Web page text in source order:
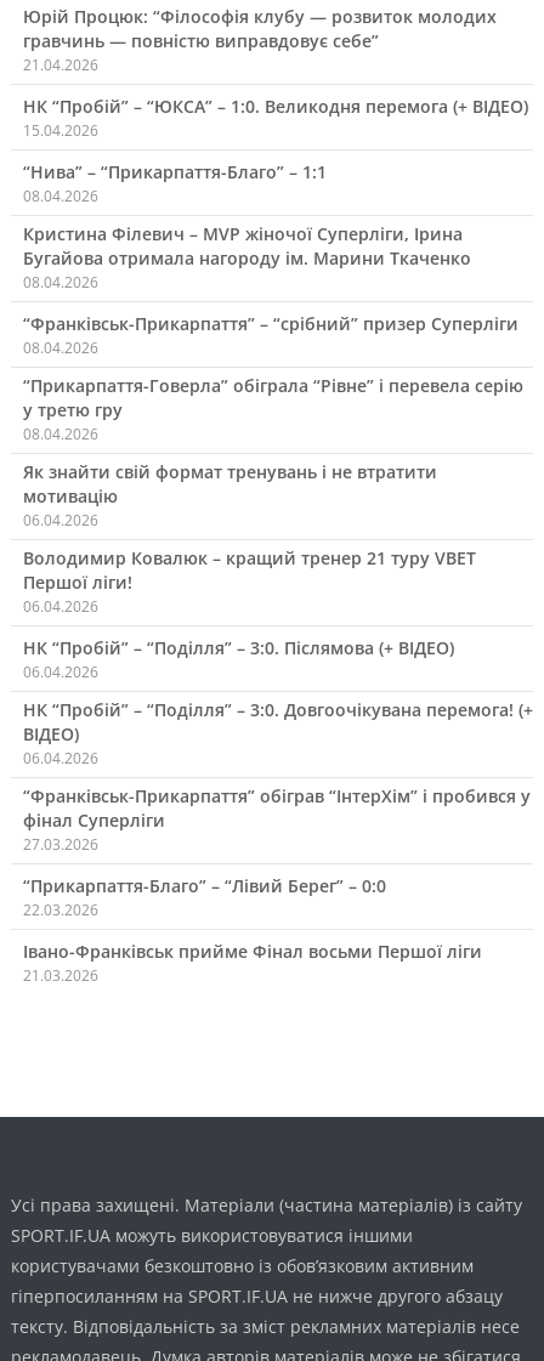
Юрій Процюк: “Філософія клубу — розвиток молодих
гравчинь — повністю виправдовує себе”
21.04.2026
НК “Пробій” – “ЮКСА” – 1:0. Великодня перемога (+ ВІДЕО)
15.04.2026
“Нива” – “Прикарпаття-Благо” – 1:1
08.04.2026
Кристина Філевич – MVP жіночої Суперліги, Ірина
Бугайова отримала нагороду ім. Марини Ткаченко
08.04.2026
“Франківськ-Прикарпаття” – “срібний” призер Суперліги
08.04.2026
“Прикарпаття-Говерла” обіграла “Рівне” і перевела серію
у третю гру
08.04.2026
Як знайти свій формат тренувань і не втратити
мотивацію
06.04.2026
Володимир Ковалюк – кращий тренер 21 туру VBET
Першої ліги!
06.04.2026
НК “Пробій” – “Поділля” – 3:0. Післямова (+ ВІДЕО)
06.04.2026
НК “Пробій” – “Поділля” – 3:0. Довгоочікувана перемога! (+
ВІДЕО)
06.04.2026
“Франківськ-Прикарпаття” обіграв “ІнтерХім” і пробився у
фінал Суперліги
27.03.2026
“Прикарпаття-Благо” – “Лівий Берег” – 0:0
22.03.2026
Івано-Франківськ прийме Фінал восьми Першої ліги
21.03.2026
Усі права захищені. Матеріали (частина матеріалів) із сайту
SPORT.IF.UA можуть використовуватися іншими
користувачами безкоштовно із обов’язковим активним
гіперпосиланням на SPORT.IF.UA не нижче другого абзацу
тексту. Відповідальність за зміст рекламних матеріалів несе